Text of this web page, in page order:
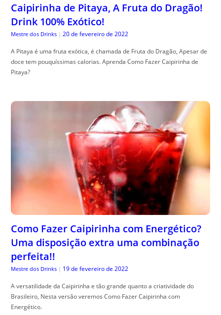
Caipirinha de Pitaya, A Fruta do Dragão!
Drink 100% Exótico!
Mestre dos Drinks | 20 de fevereiro de 2022
A Pitaya é uma fruta exótica, é chamada de Fruta do Dragão, Apesar de
doce tem pouquíssimas calorias. Aprenda Como Fazer Caipirinha de
Pitaya?
Como Fazer Caipirinha com Energético?
Uma disposição extra uma combinação
perfeita!!
Mestre dos Drinks | 19 de fevereiro de 2022
A versatilidade da Caipirinha e tão grande quanto a criatividade do
Brasileiro, Nesta versão veremos Como Fazer Caipirinha com
Energético.